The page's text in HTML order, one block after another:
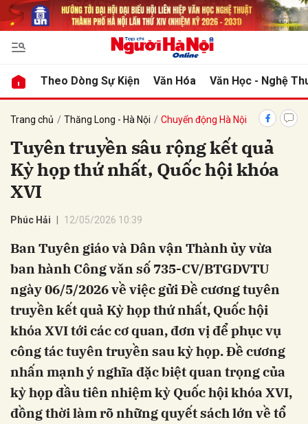
Theo Dòng Sự Kiện Văn Hóa Văn Học - Nghệ
Trang chủ Thăng Long - Hà Nội Chuyển động Hà Nội
Tuyên truyền sâu rộng kết quả
Kỳ họp thứ nhất, Quốc hội khóa
XVI
Phúc Hải 12/05/2026 10:39
Ban Tuyên giáo và Dân vận Thành ủy vừa
ban hành Công văn số 735-CV/BTGDVTU
ngày 06/5/2026 về việc gửi Đề cương tuyên
truyền kết quả Kỳ họp thứ nhất, Quốc hội
khóa XVI tới các cơ quan, đơn vị để phục vụ
công tác tuyên truyền sau kỳ họp. Đề cương
nhấn mạnh ý nghĩa đặc biệt quan trọng của
kỳ họp đầu tiên nhiệm kỳ Quốc hội khóa XVI,
đồng thời làm rõ những quyết sách lớn về tổ
luận